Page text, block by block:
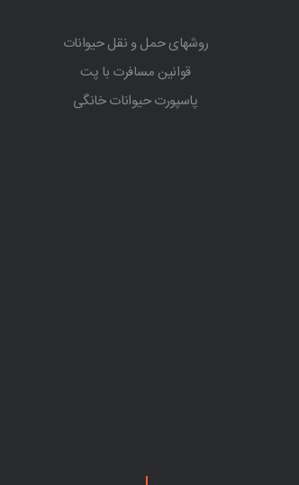
روشهای حمل و نقل حیوانات
قوانین مسافرت با پت
پاسپورت حیوانات خانگی